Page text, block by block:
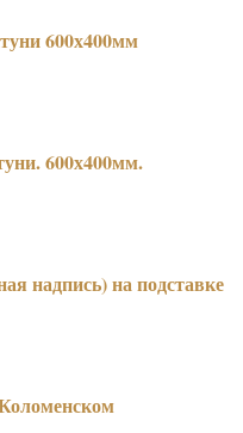
600х400мм
600х400мм.
надпись) на подставке